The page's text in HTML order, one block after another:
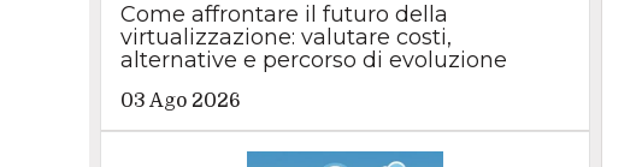
Come affrontare il futuro della
virtualizzazione: valutare costi,
alternative e percorso di evoluzione
03 Ago 2026